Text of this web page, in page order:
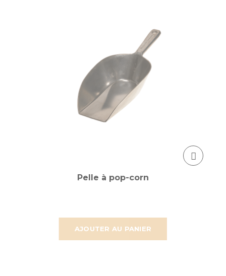
AJOUTER AU PANIER
Pelle à pop-corn